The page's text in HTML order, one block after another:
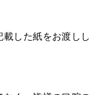
した紙をお渡しし